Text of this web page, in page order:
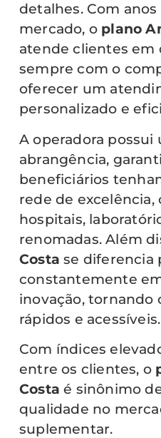
detalhes. Com
mercado, o plano
atende clientes em
sempre com o
oferecer um
personalizado e
A operadora possui
abrangência,
beneficiários
rede de
hospitais,
renomadas. Além
Costa se diferencia
constantemente
inovação, tornando
rápidos e acessíveis.
Com índices
entre os clientes, o
Costa é sinônimo
qualidade no
suplementar.